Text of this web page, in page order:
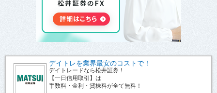
デイトレを業界最安のコストで！
デイトレードなら松井証券！
【一日信用取引】は
手数料・金利・貸株料が全て無料！